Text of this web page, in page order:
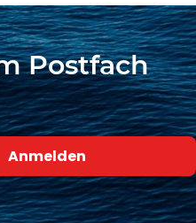
Postfach